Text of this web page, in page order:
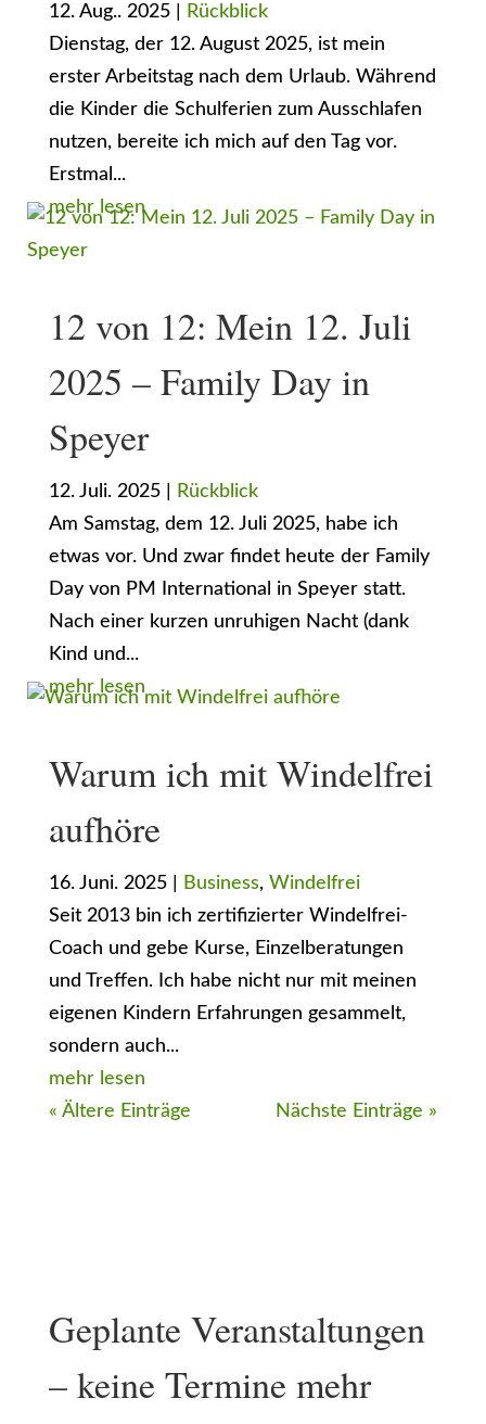
12. Aug.. 2025|
Rückblick
Dienstag, der 12. August 2025, ist mein
erster Arbeitstag nach dem Urlaub. Während
die Kinder die Schulferien zum Ausschlafen
nutzen, bereite ich mich auf den Tag vor.
Erstmal...
mehr lesen
12 von 12: Mein 12. Juli
2025 – Family Day in
Speyer
12. Juli. 2025|
Rückblick
Am Samstag, dem 12. Juli 2025, habe ich
etwas vor. Und zwar findet heute der Family
Day von PM International in Speyer statt.
Nach einer kurzen unruhigen Nacht (dank
Kind und...
mehr lesen
Warum ich mit Windelfrei
aufhöre
16. Juni. 2025| Business, Windelfrei
Seit 2013 bin ich zertifizierter Windelfrei-
Coach und gebe Kurse, Einzelberatungen
und Treffen. Ich habe nicht nur mit meinen
eigenen Kindern Erfahrungen gesammelt,
sondern auch...
mehr lesen
« Ältere Einträge
Nächste Einträge »
Geplante Veranstaltungen
– keine Termine mehr